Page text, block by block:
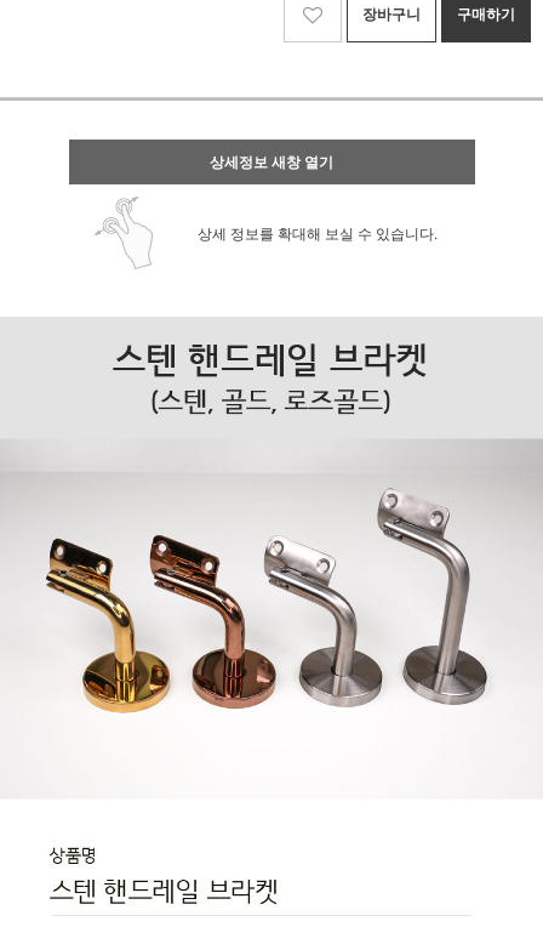
장바구니 구매하기
상세정보 새창 열기
상세 정보를 확대해 보실 수 있습니다.